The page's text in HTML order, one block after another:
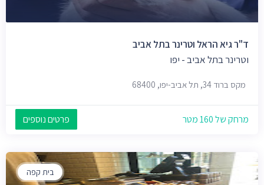
ד"ר גיא הראל וטרינר בתל אביב
וטרינר בתל אביב - יפו
מקס ברוד 34, תל אביב-יפו, 68400
מרחק של 160 מטר פרטים נוספים
בית קפה